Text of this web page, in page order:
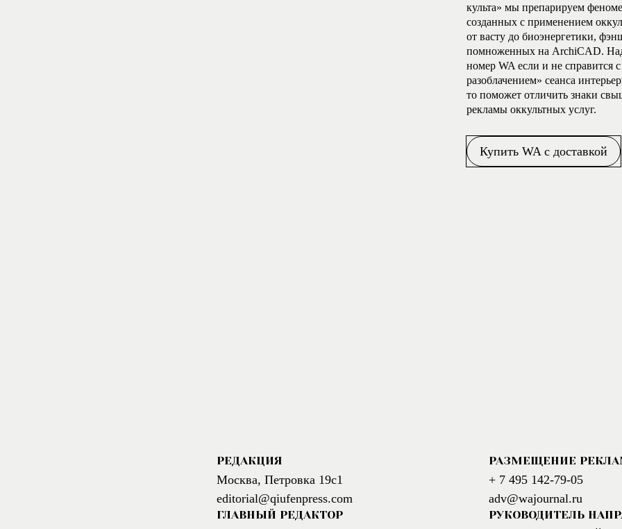
культа» мы препарируем
созданных с применением
от васту до биоэнергетики,
помноженных на ArchiCAD.
номер WA если и не справится
разоблачением» сеанса
то поможет отличить знаки
рекламы оккультных услуг.
Купить WA с доставкой
РЕДАКЦИЯ
Москва, Петровка 19с1
editorial@qiufenpress.com
ГЛАВНЫЙ РЕДАКТОР
РАЗМЕЩЕНИЕ
+ 7 495 142-79-05
adv@wajournal.ru
РУКОВОДИТЕЛЬ